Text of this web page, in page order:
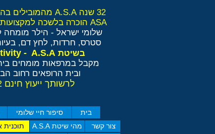
בית סיפור חיי שלומי
צור קשר מהי שיטת A.S.A תוכנית
32 שנה A.S.A מהמובילים בהישגים בישראל ובאירופה
ASA הוכרה בלשכה למקצועות בריאות משלימים RCP
שלומי ישראל - הילר מומחה
סטרס, חרדות, לחץ דם,
בשיטתAnti Stress Activity - A.S.A
מקבל במרפאות מומחים
ובית הרופאים רחוב הברזל 11
לרשותך ייעוץ חינם 077-4050932